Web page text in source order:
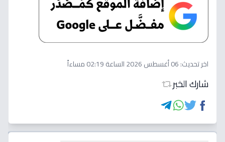
اخر تحديث:06 أغسطس 2026 الساعة 02:19 مساءاً
شارك الخبر